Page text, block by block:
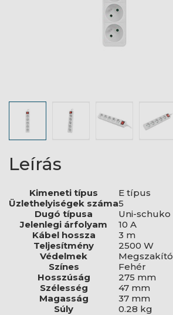
Leírás
Kimeneti típus
E típus
Üzlethelyiségek száma5
Dugó típusa
Uni-schuko
Jelenlegi árfolyam
10 A
Kábel hossza
3 m
Teljesítmény
2500 W
Védelmek
Megszakító
Színes
Fehér
Hosszúság
275 mm
Szélesség
47 mm
Magasság
37 mm
Súly
0.28 kg